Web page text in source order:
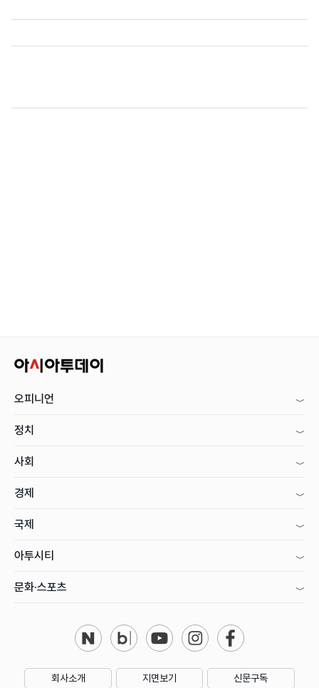
오피니언
정치
사회
경제
국제
아투시티
문화·스포츠
회사소개 지면보기 신문구독